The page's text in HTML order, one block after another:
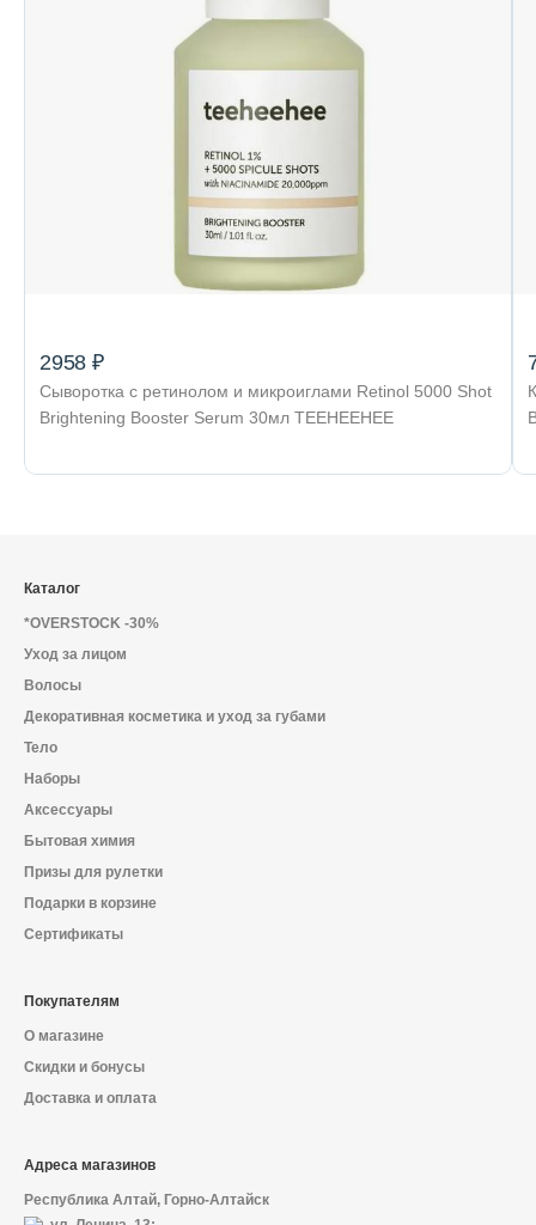
2958 ₽
Сыворотка c ретинолом и микроиглами Retinol 5000 Shot
Brightening Booster Serum 30мл TEEHEEHEE
Каталог
*OVERSTOCK -30%
Уход за лицом
Волосы
Декоративная косметика и уход за губами
Тело
Наборы
Аксессуары
Бытовая химия
Призы для рулетки
Подарки в корзине
Сертификаты
Покупателям
О магазине
Скидки и бонусы
Доставка и оплата
Адреса магазинов
Республика Алтай, Горно-Алтайск